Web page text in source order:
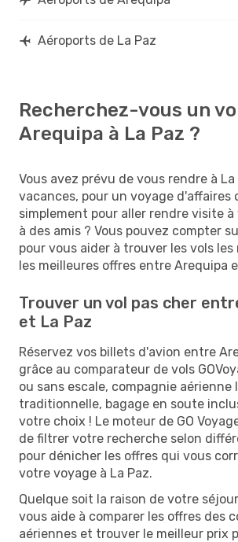
Aéroports de La Paz
Recherchez-vous un
Arequipa à La Paz ?
Vous avez prévu de vous rendre à
vacances, pour un voyage d'affaires
simplement pour aller rendre visite
à des amis ? Vous pouvez compter
pour vous aider à trouver les vols
les meilleures offres entre Arequipa
Trouver un vol pas cher
et La Paz
Réservez vos billets d'avion entre
grâce au comparateur de vols
ou sans escale, compagnie aérienne
traditionnelle, bagage en soute
votre choix ! Le moteur de GO
de filtrer votre recherche selon
pour dénicher les offres qui vous
votre voyage à La Paz.
Quelque soit la raison de votre
vous aide à comparer les offres des
aériennes et trouver le meilleur prix